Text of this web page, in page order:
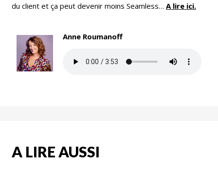
du client et ça peut devenir moins Seamless… A lire ici.
Anne Roumanoff
A LIRE AUSSI